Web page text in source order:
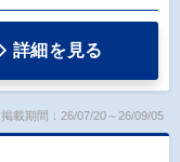
詳細を見る
掲載期間：26/07/20～26/09/05